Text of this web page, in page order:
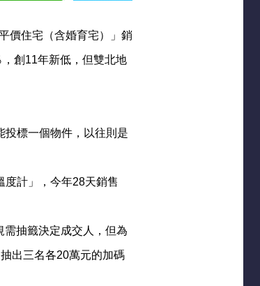
價住宅（含婚育宅）」銷
創11年新低，但雙北地
投標一個物件，以往則是
度計」，今年28天銷售
抽籤決定成交人，但為
出三名各20萬元的加碼